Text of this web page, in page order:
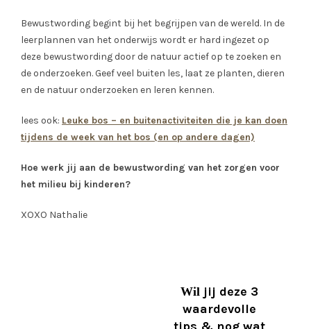
Bewustwording begint bij het begrijpen van de wereld. In de
leerplannen van het onderwijs wordt er hard ingezet op
deze bewustwording door de natuur actief op te zoeken en
de onderzoeken. Geef veel buiten les, laat ze planten, dieren
en de natuur onderzoeken en leren kennen.
lees ook: Leuke bos – en buitenactiviteiten die je kan doen
tijdens de week van het bos (en op andere dagen)
Hoe werk jij aan de bewustwording van het zorgen voor
het milieu bij kinderen?
XOXO Nathalie
Wil jij deze 3
waardevolle